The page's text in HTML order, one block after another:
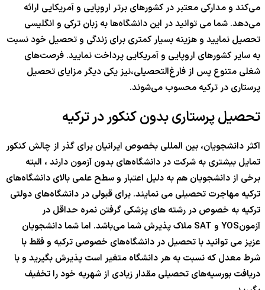
می‌کند و مدارکی معتبر در کشورهای برتر اروپایی و آمریکایی ارائه
می‌دهد. شما می توانید در این دانشگاه‌ها به زبان ترکی و انگلیسی
تحصیل نمایید و هزینه بسیار کمتری برای زندگی و تحصیل خود نسبت
به سایر کشورهای اروپایی و آمریکایی پرداخت نمایید. فرصت‌های
شغلی متنوع پس از فارغ‌التحصیلی،نیز یکی دیگر مزایای تحصیل
پرستاری در ترکیه محسوب می‌شوند.
تحصیل پرستاری بدون کنکور در ترکیه
اکثر دانشجویان، بین المللی بخصوص ایرانیان برای گذر از چالش کنکور
تمایل بیشتری به شرکت در دانشگاه‌های بدون آزمون دارند ، البته
برخی از دانشجویان هم به دلیل اعتبار و سطح علمی بالای دانشگاه‌های
ترکیه مهاجرت تحصیلی می نمایند. برای قبولی در دانشگاه‌های دولتی
ترکیه به خصوص در رشته های پزشکی گرفتن نمره حداقل در
آزمونYOS و SAT ملاک پذیرش شما می‌باشد. اما شما دانشجویان
عزیز می توانید با تحصیل در دانشگاه‌های خصوصی ترکیه و فقط با
شرط معدل که نسبت به هر دانشگاه متغیر است پذیرش بگیرید و با
دریافت بورسیه‌های تحصیلی مقدار زیادی از شهریه خود را تخفیف